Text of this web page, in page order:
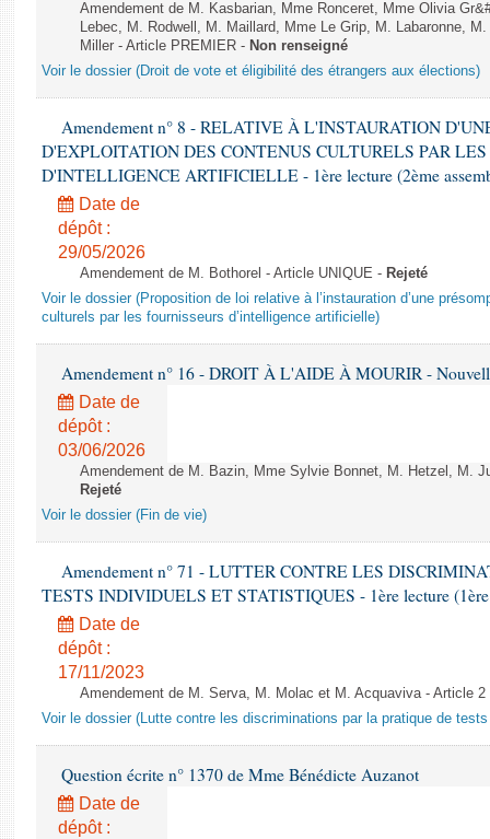
Amendement de M. Kasbarian, Mme Ronceret, Mme Olivia
Lebec, M. Rodwell, M. Maillard, Mme Le Grip, M. Labaronne,
Miller - Article PREMIER - Non renseigné
Voir le dossier (Droit de vote et éligibilité des étrangers aux élections)
Amendement n° 8 - RELATIVE À L'INSTAURATION
D'EXPLOITATION DES CONTENUS CULTURELS PAR LES
D'INTELLIGENCE ARTIFICIELLE - 1ère lecture (2ème
Date de
dépôt :
29/05/2026
Amendement de M. Bothorel - Article UNIQUE - Rejeté
Voir le dossier (Proposition de loi relative à l’instauration d’une
culturels par les fournisseurs d’intelligence artificielle)
Amendement n° 16 - DROIT À L'AIDE À MOURIR -
Date de
dépôt :
03/06/2026
Amendement de M. Bazin, Mme Sylvie Bonnet, M. Hetzel, M.
Rejeté
Voir le dossier (Fin de vie)
Amendement n° 71 - LUTTER CONTRE LES
TESTS INDIVIDUELS ET STATISTIQUES - 1ère lecture (1ère
Date de
dépôt :
17/11/2023
Amendement de M. Serva, M. Molac et M. Acquaviva - Article
Voir le dossier (Lutte contre les discriminations par la pratique de
Question écrite n° 1370 de Mme Bénédicte Auzanot
Date de
dépôt :